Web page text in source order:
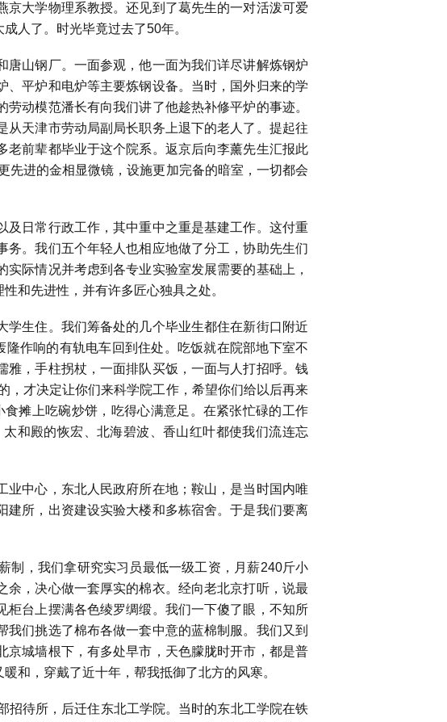
大学物理系教授。还见到了葛先生的一对活泼可爱
人了。时光毕竟过去了50年。
山钢厂。一面参观，他一面为我们详尽讲解炼钢炉
平炉和电炉等主要炼钢设备。当时，国外归来的学
动模范潘长有向我们讲了他趁热补修平炉的事迹。
天津市劳动局副局长职务上退下的老人了。提起往
前辈都毕业于这个院系。返京后向李薰先生汇报此
先进的金相显微镜，设施更加完备的暗室，一切都会
日常行政工作，其中重中之重是基建工作。这付重
。我们五个年轻人也相应地做了分工，协助先生们
际情况并考虑到各专业实验室发展需要的基础上，
和先进性，并有许多匠心独具之处。
生住。我们筹备处的几个毕业生都住在新街口附近
作响的有轨电车回到住处。吃饭就在院部地下室不
，手柱拐杖，一面排队买饭，一面与人打招呼。钱
，才决定让你们来科学院工作，希望你们给以后再来
摊上吃碗炒饼，吃得心满意足。在紧张忙碌的工作
和殿的恢宏、北海碧波、香山红叶都使我们流连忘
中心，东北人民政府所在地；鞍山，是当时国内唯
所，出资建设实验大楼和多栋宿舍。于是我们要离
，我们拿研究实习员最低一级工资，月薪240斤小
，决心做一套厚实的棉衣。经向老北京打听，说最
台上摆满各色绫罗绸缎。我们一下傻了眼，不知所
们挑选了棉布各做一套中意的蓝棉制服。我们又到
城墙根下，有多处早市，天色朦胧时开市，都是普
和，穿戴了近十年，帮我抵御了北方的风寒。
招待所，后迁住东北工学院。当时的东北工学院在铁